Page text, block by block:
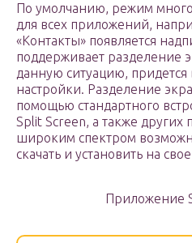
По умолчанию, режим
для всех приложений,
«Контакты» появляется
поддерживает разделение
данную ситуацию,
настройки. Разделение
помощью стандартного
Split Screen, а также
широким спектром
скачать и установить на
Приложение